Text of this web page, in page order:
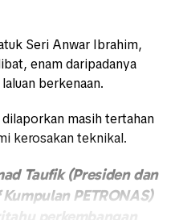
Seri Anwar Ibrahim,
enam daripadanya
berkenaan.
masih tertahan
kerosakan teknikal.
Taufik (Presiden dan
PETRONAS)